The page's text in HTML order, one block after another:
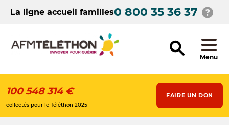
contenuLa ligne accueil familles0 800 35 36 37
Menu
100 548 314 €
collectés pour le Téléthon 2025
FAIRE UN DON